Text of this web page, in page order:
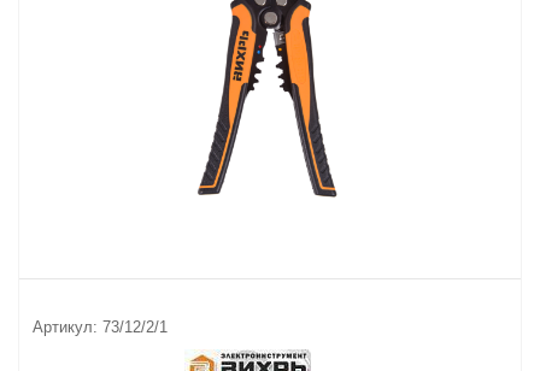
Артикул: 73/12/2/1